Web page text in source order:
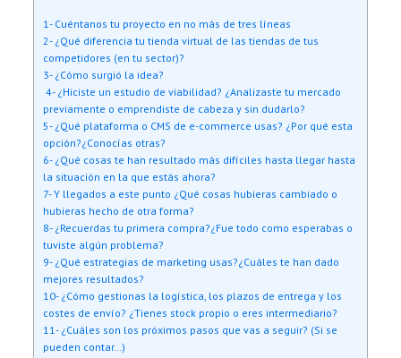
1- Cuéntanos tu proyecto en no más de tres líneas
2- ¿Qué diferencia tu tienda virtual de las tiendas de tus
competidores (en tu sector)?
3- ¿Cómo surgió la idea?
4- ¿Hiciste un estudio de viabilidad? ¿Analizaste tu mercado
previamente o emprendiste de cabeza y sin dudarlo?
5- ¿Qué plataforma o CMS de e-commerce usas? ¿Por qué esta
opción?¿Conocías otras?
6- ¿Qué cosas te han resultado más difíciles hasta llegar hasta
la situación en la que estás ahora?
7- Y llegados a este punto ¿Qué cosas hubieras cambiado o
hubieras hecho de otra forma?
8- ¿Recuerdas tu primera compra?¿Fue todo como esperabas o
tuviste algún problema?
9- ¿Qué estrategias de marketing usas?¿Cuáles te han dado
mejores resultados?
10- ¿Cómo gestionas la logística, los plazos de entrega y los
costes de envío? ¿Tienes stock propio o eres intermediario?
11- ¿Cuáles son los próximos pasos que vas a seguir? (Si se
pueden contar…)